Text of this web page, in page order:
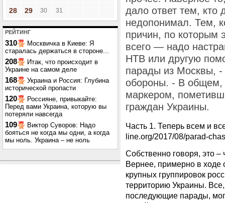
28
29 30 31
РЕЙТИНГ
310
Москвичка в Киеве: Я
старалась держаться в стороне...
208
Итак, что происходит в
Украине на самом деле
168
Украина и Россия: Глубина
исторической пропасти
120
Россияне, привыкайте:
Перед вами Украина, которую вы
потеряли навсегда
109
Виктор Суворов: Надо
бояться не когда мы одни, а когда
мы ноль. Украина – не ноль
дало ответ тем, кто
недопонимал. Тем,
причин, по которым
всего — надо
НТВ или другую
парады из Москвы, -
обороны. - В общем,
маркером,
граждан Украины.
Часть 1. Теперь всем и
line.org/2017/08/parad-
Собственно говоря, это
Вернее, примерно в ходе
крупных группировок
территорию Украины.
последующие парады,